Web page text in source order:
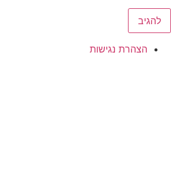
הצהרת נגישות